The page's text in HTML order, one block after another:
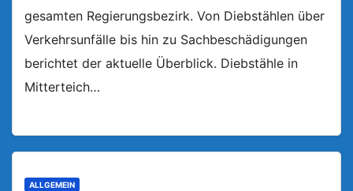
gesamten Regierungsbezirk. Von Diebstählen über
Verkehrsunfälle bis hin zu Sachbeschädigungen
berichtet der aktuelle Überblick. Diebstähle in
Mitterteich…
ALLGEMEIN